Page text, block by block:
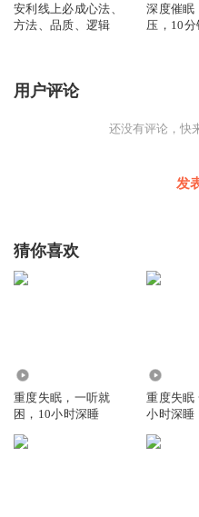
安利线上必成心法、
方法、品质、逻辑
深度催眠
压，10分
用户评论
还没有评论，快
发
猜你喜欢
重度失眠，一听就
困，10小时深睡
重度失眠
小时深睡